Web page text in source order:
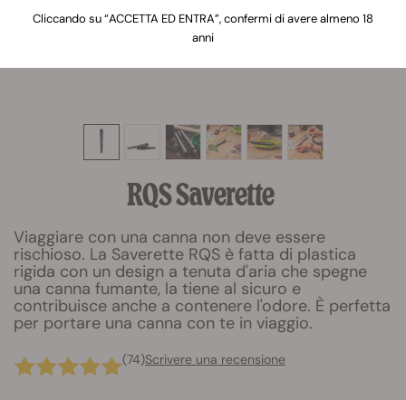
RQS Saverette
Viaggiare con una canna non deve essere
rischioso. La Saverette RQS è fatta di plastica
rigida con un design a tenuta d'aria che spegne
una canna fumante, la tiene al sicuro e
contribuisce anche a contenere l'odore. È perfetta
per portare una canna con te in viaggio.
(74)Scrivere una recensione
Cliccando su “ACCETTA ED ENTRA”, confermi di avere almeno 18
anni